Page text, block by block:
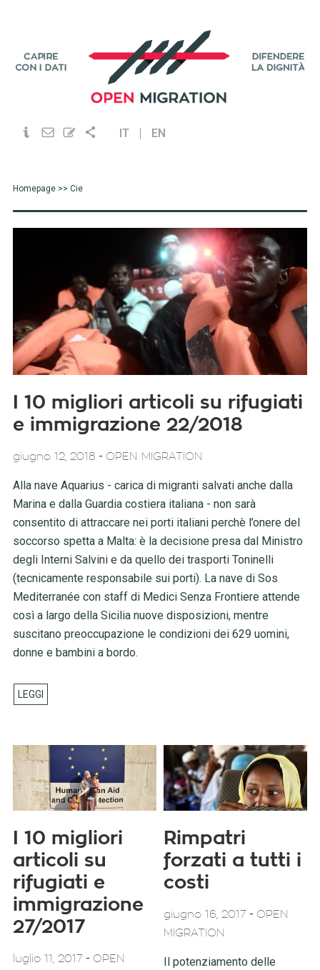
IT EN
Homepage>> Cie
I 10 migliori articoli su rifugiati
e immigrazione 22/2018
giugno 12, 2018 - OPEN MIGRATION
Alla nave Aquarius - carica di migranti salvati anche dalla
Marina e dalla Guardia costiera italiana - non sarà
consentito di attraccare nei porti italiani perchè l’onere del
soccorso spetta a Malta: è la decisione presa dal Ministro
degli Interni Salvini e da quello dei trasporti Toninelli
(tecnicamente responsabile sui porti). La nave di Sos
Mediterranée con staff di Medici Senza Frontiere attende
così a largo della Sicilia nuove disposizioni, mentre
suscitano preoccupazione le condizioni dei 629 uomini,
donne e bambini a bordo.
I 10 migliori
articoli su
rifugiati e
immigrazione
27/2017
luglio 11, 2017 - OPEN
Rimpatri
forzati a tutti i
costi
giugno 16, 2017 - OPEN
MIGRATION
Il potenziamento delle